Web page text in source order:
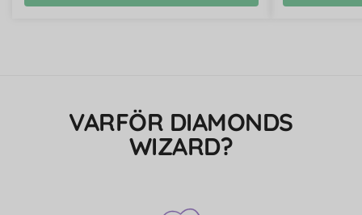
VARFÖR DIAMONDS
WIZARD?